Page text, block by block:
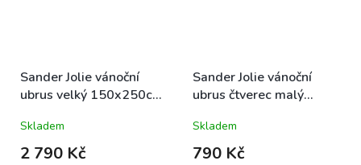
Sander Jolie vánoční
ubrus velký 150x250cm
vánoční hvězda
Skladem
2 790 Kč
Sander Jolie vánoční
ubrus čtverec malý
Poinsettia vánoční
hvězda
Skladem
790 Kč